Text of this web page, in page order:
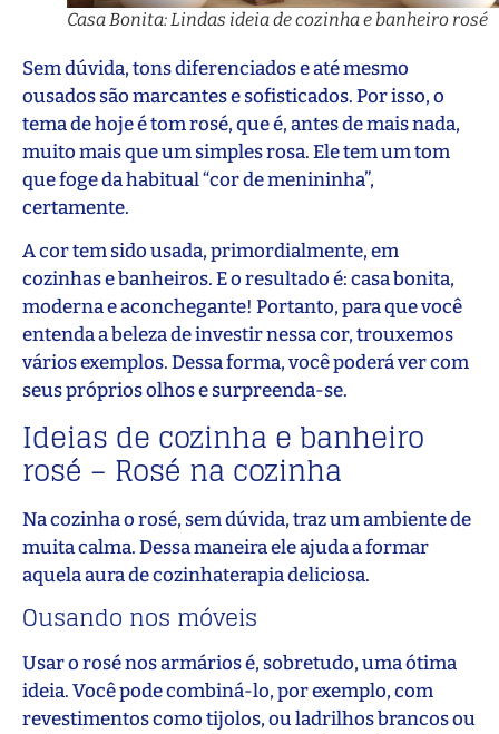
Casa Bonita: Lindas ideia de cozinha e banheiro rosé
Sem dúvida, tons diferenciados e até mesmo
ousados são marcantes e sofisticados. Por isso, o
tema de hoje é tom rosé, que é, antes de mais nada,
muito mais que um simples rosa. Ele tem um tom
que foge da habitual “cor de menininha”,
certamente.
A cor tem sido usada, primordialmente, em
cozinhas e banheiros. E o resultado é: casa bonita,
moderna e aconchegante! Portanto, para que você
entenda a beleza de investir nessa cor, trouxemos
vários exemplos. Dessa forma, você poderá ver com
seus próprios olhos e surpreenda-se.
Ideias de cozinha e banheiro
rosé – Rosé na cozinha
Na cozinha o rosé, sem dúvida, traz um ambiente de
muita calma. Dessa maneira ele ajuda a formar
aquela aura de cozinhaterapia deliciosa.
Ousando nos móveis
Usar o rosé nos armários é, sobretudo, uma ótima
ideia. Você pode combiná-lo, por exemplo, com
revestimentos como tijolos, ou ladrilhos brancos ou